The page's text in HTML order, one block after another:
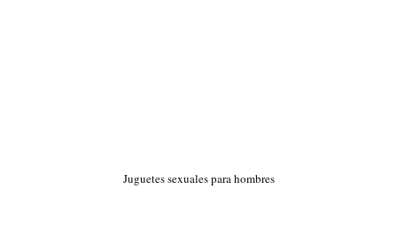
Juguetes sexuales para hombres